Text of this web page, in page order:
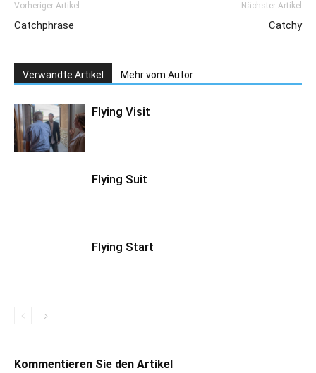
Vorheriger Artikel
Catchphrase
Nächster Artikel
Catchy
Verwandte Artikel Mehr vom Autor
Flying Visit
Flying Suit
Flying Start
Kommentieren Sie den Artikel